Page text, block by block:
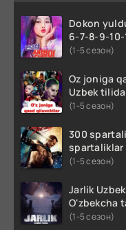
Dokon
6-7-8-9-10-
16-17 Qism
qismlari
(1-5 сезон)
Oz joniga
Uzbek tilida
O'zbekcha
(1-5 сезон)
300
spartaliklar
Uzbek tilida
skachat
(1-5 сезон)
Jarlik
O'zbekcha
skachat
(1-5 сезон)